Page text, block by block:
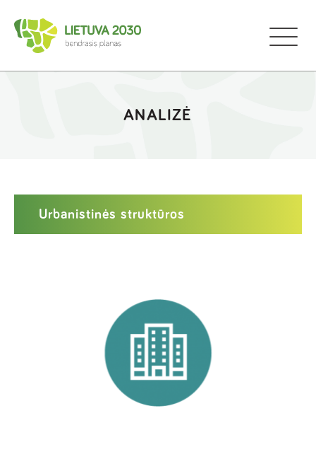
ANALIZĖ
Urbanistinės struktūros